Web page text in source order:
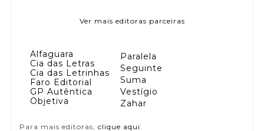
Ver mais editoras parceiras
Alfaguara
Cia das Letras
Cia das Letrinhas
Faro Editorial
GP Autêntica
Objetiva
Paralela
Seguinte
Suma
Vestígio
Zahar
Para mais editoras, clique aqui